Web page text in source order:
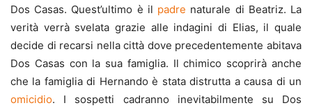
Dos Casas. Quest’ultimo è il padre naturale di Beatriz. La
verità verrà svelata grazie alle indagini di Elias, il quale
decide di recarsi nella città dove precedentemente abitava
Dos Casas con la sua famiglia. Il chimico scoprirà anche
che la famiglia di Hernando è stata distrutta a causa di un
omicidio. I sospetti cadranno inevitabilmente su Dos